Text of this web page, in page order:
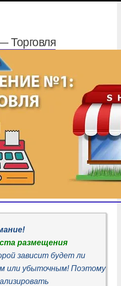
Торговля
размещения
зависит будет ли
или убыточным! Поэтому